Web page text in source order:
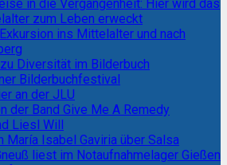
in die Vergangenheit: Hier wird das
zum Leben erweckt
ins Mittelalter und nach
Diversität im Bilderbuch
Bilderbuchfestival
an der JLU
der Band Give Me A Remedy
Liesl Will
María Isabel Gaviria über Salsa
liest im Notaufnahmelager Gießen